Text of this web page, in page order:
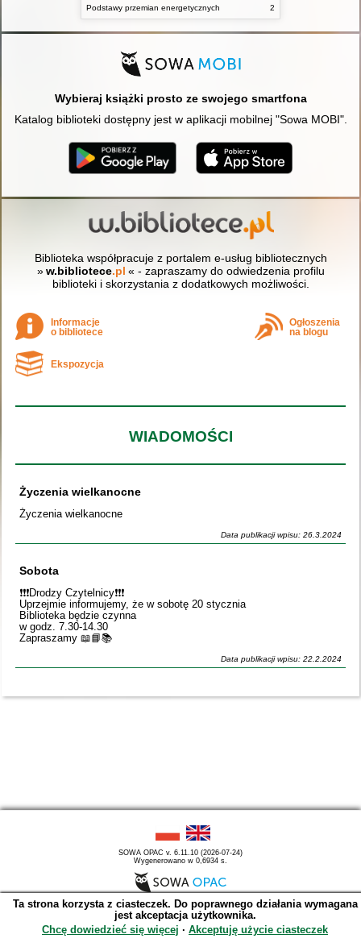
Podstawy przemian energetycznych
2
Wybieraj książki prosto ze swojego smartfona
Katalog biblioteki dostępny jest w aplikacji mobilnej "Sowa MOBI".
Biblioteka współpracuje z portalem e-usług bibliotecznych
» w.bibliotece.pl « - zapraszamy do odwiedzenia profilu
biblioteki i skorzystania z dodatkowych możliwości.
Informacje
o bibliotece
Ogłoszenia
na blogu
Ekspozycja
WIADOMOŚCI
Życzenia wielkanocne
Życzenia wielkanocne
Data publikacji wpisu: 26.3.2024
Sobota
❗️❗️❗️Drodzy Czytelnicy❗️❗️❗️
Uprzejmie informujemy, że w sobotę 20 stycznia
Biblioteka będzie czynna
w godz. 7.30-14.30
Zapraszamy 📖📘📚
Data publikacji wpisu: 22.2.2024
SOWA OPAC v. 6.11.10 (2026-07-24)
Wygenerowano w 0,6934 s.
Ta strona korzysta z ciasteczek. Do poprawnego działania wymagana
jest akceptacja użytkownika.
Chcę dowiedzieć się więcej ∙ Akceptuję użycie ciasteczek